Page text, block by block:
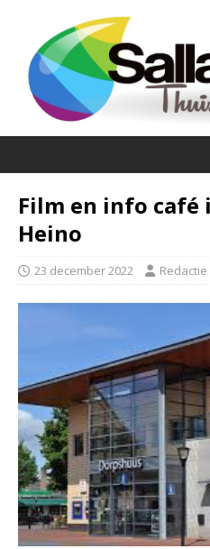
Film en info café
Heino
23 december 2022 Redactie